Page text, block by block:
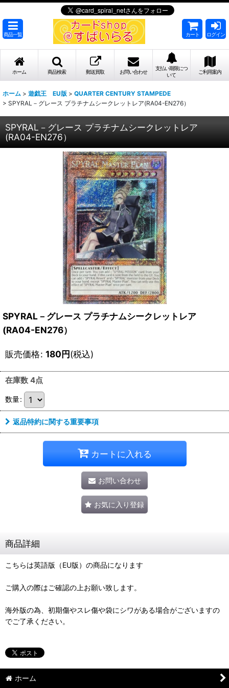
商品一覧 カート ログイン
ホーム 商品検索 郵送買取 お問い合わせ
支払い期限につ
いて
ご利用案内
ホーム > 遊戯王 EU版 > QUARTER CENTURY STAMPEDE
> SPYRAL－グレース プラチナムシークレットレア(RA04-EN276）
SPYRAL－グレース プラチナムシークレットレア
(RA04-EN276）
SPYRAL－グレース プラチナムシークレットレア
(RA04-EN276）
販売価格: 180円(税込)
在庫数 4点
数量:
返品特約に関する重要事項
カートに入れる
お問い合わせ
お気に入り登録
商品詳細
こちらは英語版（EU版）の商品になります
ご購入の際はご確認の上お願い致します。
海外版の為、初期傷やスレ傷や袋にシワがある場合がございますの
でご了承ください。
ホーム